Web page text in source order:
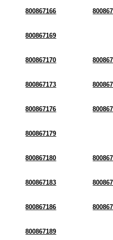
800867166
800867169
800867170
800867173
800867176
800867179
800867180
800867183
800867186
800867189